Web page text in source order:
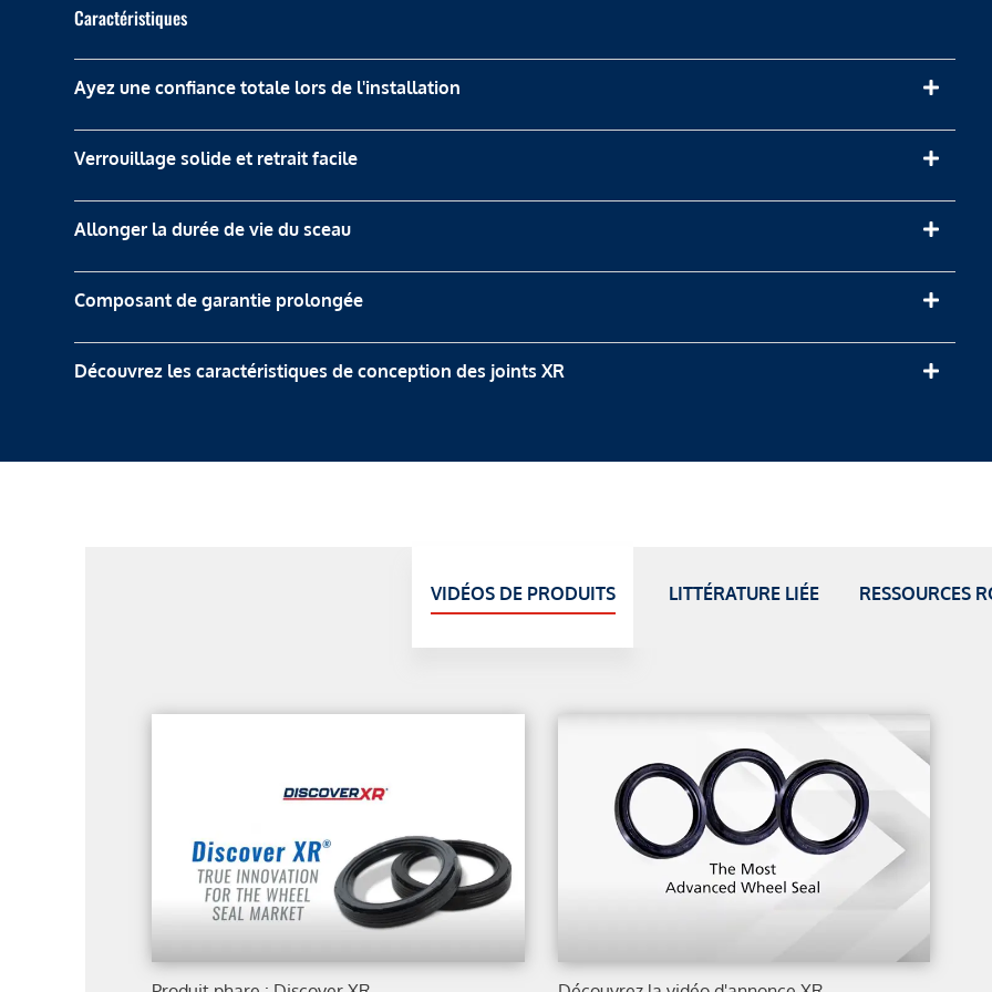
Caractéristiques
Ayez une confiance totale lors de l'installation
Verrouillage solide et retrait facile
Allonger la durée de vie du sceau
Composant de garantie prolongée
Découvrez les caractéristiques de conception des joints XR
VIDÉOS DE PRODUITS LITTÉRATURE LIÉE RESSOURCES